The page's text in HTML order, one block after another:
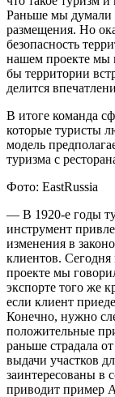
Раньше мы думали
размещения. Но
безопасность
нашем проекте мы
бы территории
делится
В итоге команда
которые туристы
модель
туризма с
Фото: EastRussia
— В 1920-е годы
инструмент
изменения в
клиентов.
проекте мы
экспорте того же
если клиент
Конечно, нужно
положительные
раньше страдала
выдачи участков
заинтересованы в
приводит пример